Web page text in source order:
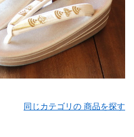
同じカテゴリの 商品を探す